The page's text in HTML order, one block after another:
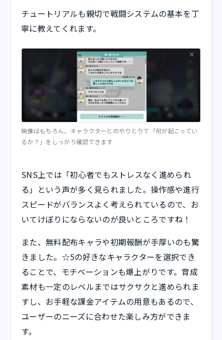
チュートリアルも親切で戦闘システムの基本を丁
寧に教えてくれます。
映像はもちろん、キャラクターとのやりとりで「何が起こってい
るか？」をしっかり確認できます
SNS上では「初心者でもストレスなく進められ
る」という声が多く見られました。操作感や進行
スピードがバランスよく考えられているので、お
いてけぼりにならないのが良いところですね！
また、無料配布キャラや初期報酬が手厚いのも驚
きました。☆5の好きなキャラクターを選択でき
ることで、モチベーションも爆上がりです。育成
素材も一定のレベルまではサクサクと進められま
すし、お手軽な課金アイテムの用意もあるので、
ユーザーのニーズに合わせた楽しみ方ができま
す。